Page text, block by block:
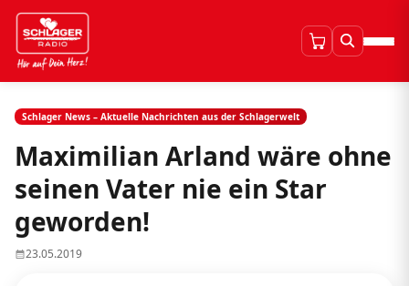
Schlager News – Aktuelle Nachrichten aus der Schlagerwelt
Maximilian Arland wäre ohne
seinen Vater nie ein Star
geworden!
23.05.2019